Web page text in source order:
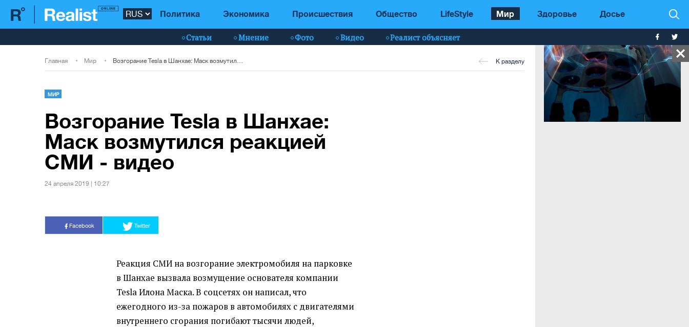
Политика Экономика Происшествия Общество LifeStyle Мир Здоровье Досье
Статьи Мнение Фото Видео Реалист объясняет
Главная Мир К разделу
МИР
Возгорание Tesla в Шанхае:
Маск возмутился реакцией
СМИ - видео
24 апреля 2019 | 10:27
Facebook Twitter
Реакция СМИ на возгорание электромобиля на парковке
в Шанхае вызвала возмущение основателя компании
Tesla Илона Маска. В соцсетях он написал, что
ежегодного из-за пожаров в автомобилях с двигателями
внутреннего сгорания погибают тысячи людей,